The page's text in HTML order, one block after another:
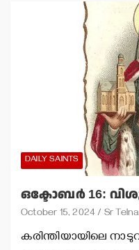
DAILY SAINTS
ഒക്ടോബര്‍ 16:
October 15, 2024 Sr
കരിന്തിയായിലെ